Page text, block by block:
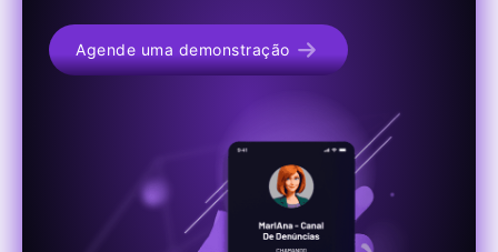
Agende uma demonstração